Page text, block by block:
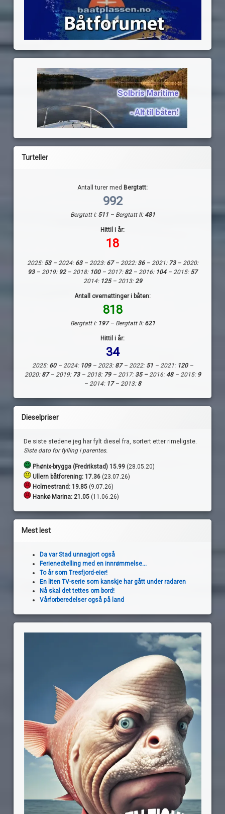
Turteller
Antall turer med Bergtatt:
992
Bergtatt I: 511 – Bergtatt II:481
Hittil i år:
18
2025: 53– 2024:63– 2023: 67– 2022: 36– 2021: 73– 2020:
93– 2019: 92– 2018: 100 – 2017: 82– 2016: 104– 2015: 57
2014: 125– 2013: 29
Antall overnattinger i båten:
818
Bergtatt I: 197– Bergtatt II: 621
Hittil i år:
34
2025: 60– 2024: 109– 2023: 87– 2022: 51– 2021: 120–
2020: 87– 2019: 73– 2018: 79– 2017: 35 – 2016:48– 2015: 9
– 2014: 17– 2013: 8
Dieselpriser
De siste stedene jeg har fylt diesel fra, sortert etter rimeligste.
Siste dato for fylling i parentes.
Phønix-brygga (Fredrikstad) 15.99 (28.05.20)
Ullern båtforening: 17.36 (23.07.26)
Holmestrand: 19.85 (9.07.26)
Hankø Marina: 21.05 (11.06.26)
Mest lest
Da var Stad unnagjort også
Ferienedtelling med en innrømmelse...
To år som Tresfjord-eier!
En liten TV-serie som kanskje har gått under radaren
Nå skal det tettes om bord!
Vårforberedelser også på land